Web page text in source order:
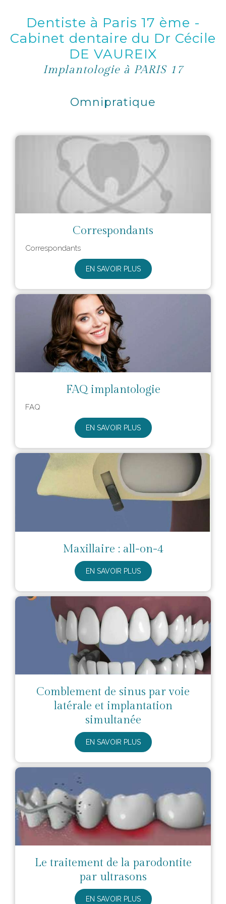
Dentiste à Paris 17 ème -
Cabinet dentaire du Dr Cécile
DE VAUREIX
Implantologie à PARIS 17
Omnipratique
Correspondants
Correspondants
EN SAVOIR PLUS
FAQ implantologie
FAQ
EN SAVOIR PLUS
Maxillaire : all-on-4
EN SAVOIR PLUS
Comblement de sinus par voie
latérale et implantation
simultanée
EN SAVOIR PLUS
Le traitement de la parodontite
par ultrasons
EN SAVOIR PLUS